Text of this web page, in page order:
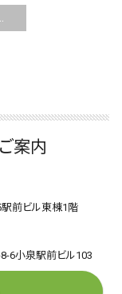
案内
前ビル東棟1階
6小泉駅前ビル103